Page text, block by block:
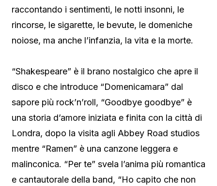
raccontando i sentimenti, le notti insonni, le
rincorse, le sigarette, le bevute, le domeniche
noiose, ma anche l’infanzia, la vita e la morte.
“Shakespeare” è il brano nostalgico che apre il
disco e che introduce “Domenicamara” dal
sapore più rock’n’roll, “Goodbye goodbye” è
una storia d’amore iniziata e finita con la città di
Londra, dopo la visita agli Abbey Road studios
mentre “Ramen” è una canzone leggera e
malinconica. “Per te” svela l’anima più romantica
e cantautorale della band, “Ho capito che non